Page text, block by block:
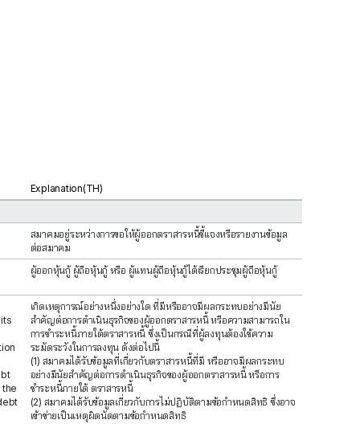
Explanation(TH)
สมาคมอยู่ระหว่างการขอให้ผู้ออกตราสารหนี้ชี้แจงหรือรายงานข้อมูล
ต่อสมาคม
ผู้ออกหุ้นกู้ ผู้ถือหุ้นกู้ หรือ ผู้แทนผู้ถือหุ้นกู้ได้เรียกประชุมผู้ถือหุ้นกู้
the
เกิดเหตุการณ์อย่างหนึ่งอย่างใด ที่มีหรืออาจมีผลกระทบอย่างมีนัย
สำคัญต่อการดำเนินธุรกิจของผู้ออกตราสารหนี้ หรือความสามารถใน
การชำระหนี้ภายใต้ตราสารหนี้ ซึ่งเป็นกรณีที่ผู้ลงทุนต้องใช้ความ
ระมัดระวังในการลงทุน ดังต่อไปนี้
(1) สมาคมได้รับข้อมูลที่เกี่ยวกับตราสารหนี้ที่มี หรืออาจมีผลกระทบ
อย่างมีนัยสำคัญต่อการดำเนินธุรกิจของผู้ออกตราสารหนี้ หรือการ
ชำระหนี้ภายใต้ ตราสารหนี้
(2) สมาคมได้รับข้อมูลเกี่ยวกับการไม่ปฏิบัติตามข้อกำหนดสิทธิ ซึ่งอาจ
เข้าข่ายเป็นเหตุผิดนัดตามข้อกำหนดสิทธิ